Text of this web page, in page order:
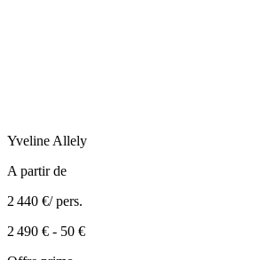
YvelineAllely
A partir de
2 440 €/ pers.
2 490 € - 50 €